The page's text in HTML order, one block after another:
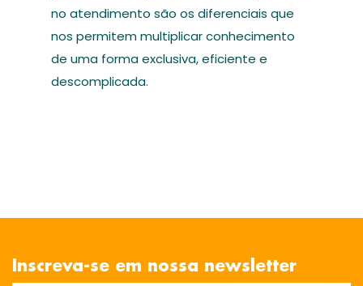
no atendimento são os diferenciais que
nos permitem multiplicar conhecimento
de uma forma exclusiva, eficiente e
descomplicada.
Inscreva-se em nossa newsletter